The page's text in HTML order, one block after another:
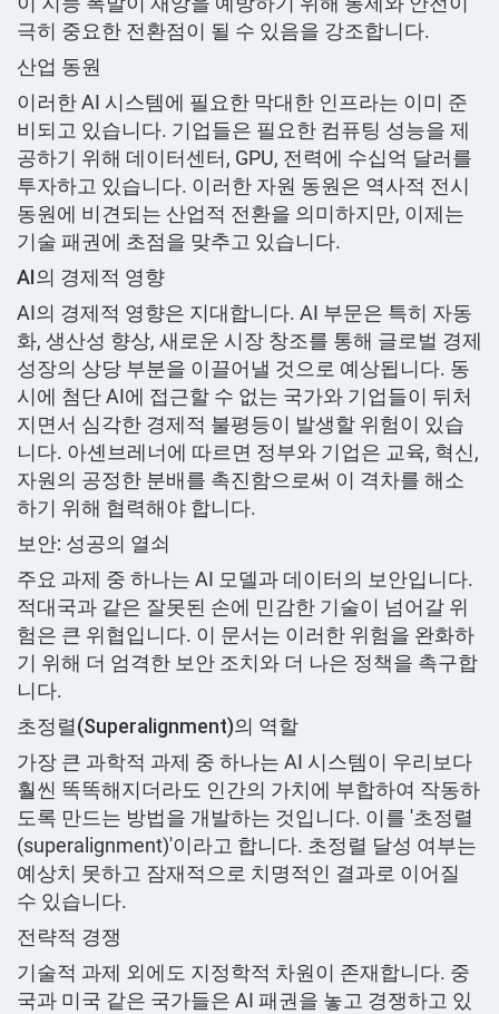
극히 중요한 전환점이 될 수 있음을 강조합니다.
산업 동원
이러한 AI 시스템에 필요한 막대한 인프라는 이미 준
비되고 있습니다. 기업들은 필요한 컴퓨팅 성능을 제
공하기 위해 데이터센터, GPU, 전력에 수십억 달러를
투자하고 있습니다. 이러한 자원 동원은 역사적 전시
동원에 비견되는 산업적 전환을 의미하지만, 이제는
기술 패권에 초점을 맞추고 있습니다.
AI의 경제적 영향
AI의 경제적 영향은 지대합니다. AI 부문은 특히 자동
화, 생산성 향상, 새로운 시장 창조를 통해 글로벌 경제
성장의 상당 부분을 이끌어낼 것으로 예상됩니다. 동
시에 첨단 AI에 접근할 수 없는 국가와 기업들이 뒤처
지면서 심각한 경제적 불평등이 발생할 위험이 있습
니다. 아셴브레너에 따르면 정부와 기업은 교육, 혁신,
자원의 공정한 분배를 촉진함으로써 이 격차를 해소
하기 위해 협력해야 합니다.
보안: 성공의 열쇠
주요 과제 중 하나는 AI 모델과 데이터의 보안입니다.
적대국과 같은 잘못된 손에 민감한 기술이 넘어갈 위
험은 큰 위협입니다. 이 문서는 이러한 위험을 완화하
기 위해 더 엄격한 보안 조치와 더 나은 정책을 촉구합
니다.
초정렬(Superalignment)의 역할
가장 큰 과학적 과제 중 하나는 AI 시스템이 우리보다
훨씬 똑똑해지더라도 인간의 가치에 부합하여 작동하
도록 만드는 방법을 개발하는 것입니다. 이를 '초정렬
(superalignment)'이라고 합니다. 초정렬 달성 여부는
예상치 못하고 잠재적으로 치명적인 결과로 이어질
수 있습니다.
전략적 경쟁
기술적 과제 외에도 지정학적 차원이 존재합니다. 중
국과 미국 같은 국가들은 AI 패권을 놓고 경쟁하고 있